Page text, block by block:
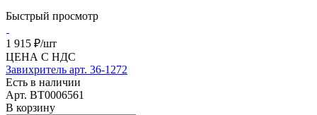
Быстрый просмотр
1 915 ₽/шт
ЦЕНА С НДС
Завихритель арт. 36-1272
Есть в наличии
Арт. BT0006561
В корзину